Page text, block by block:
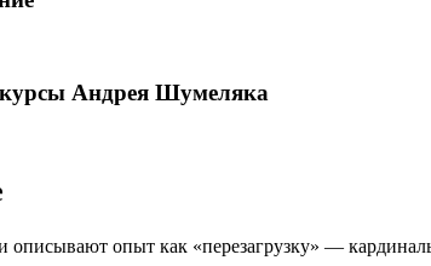
курсы Андрея Шумеляка
опыт как «перезагрузку» —